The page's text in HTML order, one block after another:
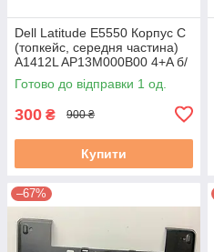
Dell Latitude E5550 Корпус C
(топкейс, середня частина)
A1412L AP13M000B00 4+A б/
у
Готово до відправки 1 од.
300 ₴ 900 ₴
Купити
–67%